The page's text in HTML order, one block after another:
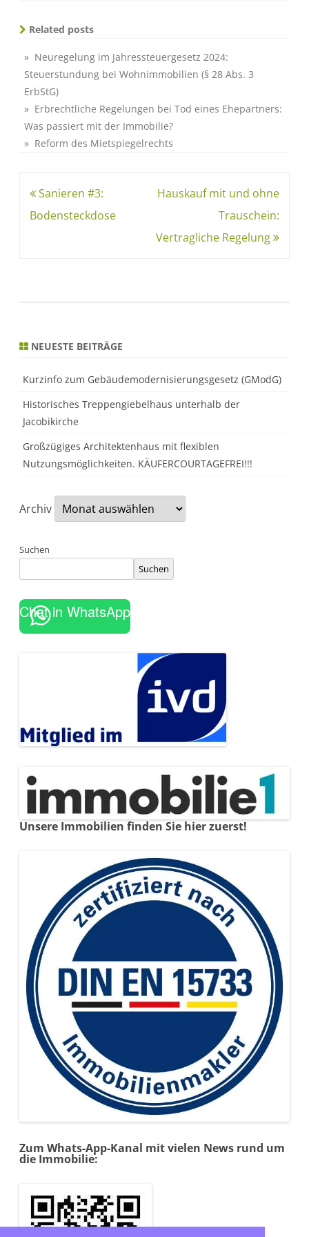
Related posts
» Neuregelung im Jahressteuergesetz 2024:
Steuerstundung bei Wohnimmobilien (§ 28 Abs. 3
ErbStG)
» Erbrechtliche Regelungen bei Tod eines Ehepartners:
Was passiert mit der Immobilie?
» Reform des Mietspiegelrechts
Sanieren #3:
Bodensteckdose
Hauskauf mit und ohne
Trauschein:
Vertragliche Regelung
NEUESTE BEITRÄGE
Kurzinfo zum Gebäudemodernisierungsgesetz (GModG)
Historisches Treppengiebelhaus unterhalb der
Jacobikirche
Großzügiges Architektenhaus mit flexiblen
Nutzungsmöglichkeiten. KÄUFERCOURTAGEFREI!!!
Archiv
Suchen
Suchen
Chat in WhatsApp
Unsere Immobilien finden Sie hier zuerst!
Zum Whats-App-Kanal mit vielen News rund um
die Immobilie: